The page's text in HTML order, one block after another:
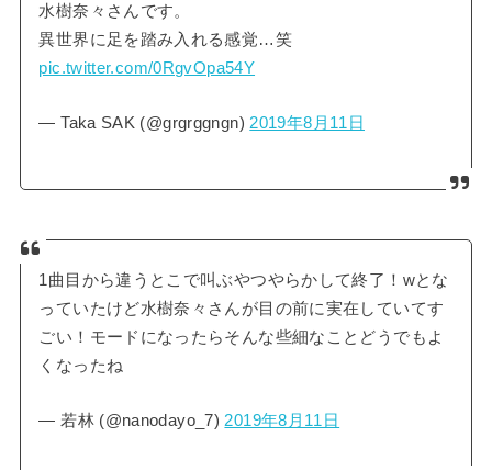
水樹奈々さんです。
異世界に足を踏み入れる感覚…笑
pic.twitter.com/0RgvOpa54Y
— Taka SAK (@grgrggngn) 2019年8月11日
1曲目から違うとこで叫ぶやつやらかして終了！wとな
っていたけど水樹奈々さんが目の前に実在していてす
ごい！モードになったらそんな些細なことどうでもよ
くなったね
— 若林 (@nanodayo_7) 2019年8月11日